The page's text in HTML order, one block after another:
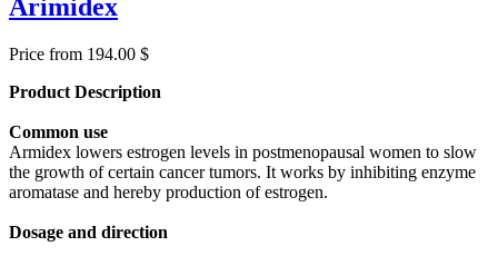
Arimidex
Price from 194.00 $
Product Description
Common use
Armidex lowers estrogen levels in postmenopausal women to slow
the growth of certain cancer tumors. It works by inhibiting enzyme
aromatase and hereby production of estrogen.
Dosage and direction